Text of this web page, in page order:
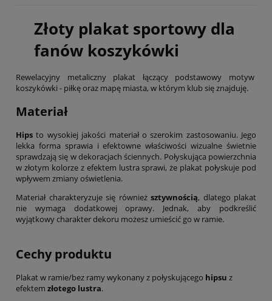
Złoty plakat sportowy dla
fanów koszykówki
Rewelacyjny metaliczny plakat łączący podstawowy motyw
koszykówki - piłkę oraz mapę miasta, w którym klub się znajduję.
Materiał
Hips to wysokiej jakości materiał o szerokim zastosowaniu. Jego
lekka forma sprawia i efektowne właściwości wizualne świetnie
sprawdzają się w dekoracjach ściennych. Połyskująca powierzchnia
w złotym kolorze z efektem lustra sprawi, że plakat połyskuje pod
wpływem zmiany oświetlenia.
Materiał charakteryzuje się również sztywnością, dlatego plakat
nie wymaga dodatkowej oprawy. Jednak, aby podkreślić
wyjątkowy charakter dekoru możesz umieścić go w ramie.
Cechy produktu
Plakat w ramie/bez ramy wykonany z połyskującego hipsu z
efektem złotego lustra.